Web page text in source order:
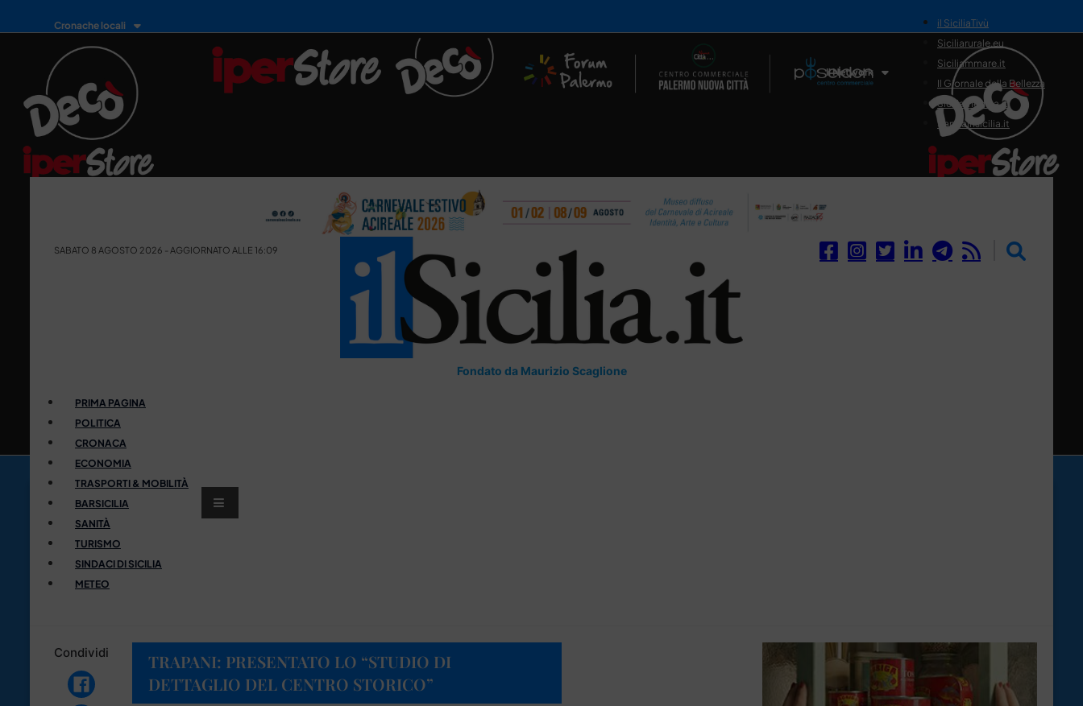
Cronache locali
Il Network
il SiciliaTivù
Siciliarurale.eu
Siciliammare.it
Il Giornale della Bellezza
Siciliamedica.it
Sanitainsicilia.it
SABATO 8 AGOSTO 2026 - AGGIORNATO ALLE 16:09
Fondato da Maurizio Scaglione
PRIMA PAGINA
POLITICA
CRONACA
ECONOMIA
TRASPORTI & MOBILITÀ
BARSICILIA
SANITÀ
TURISMO
SINDACI DI SICILIA
METEO
Condividi
TRAPANI: PRESENTATO LO “STUDIO DI
DETTAGLIO DEL CENTRO STORICO”